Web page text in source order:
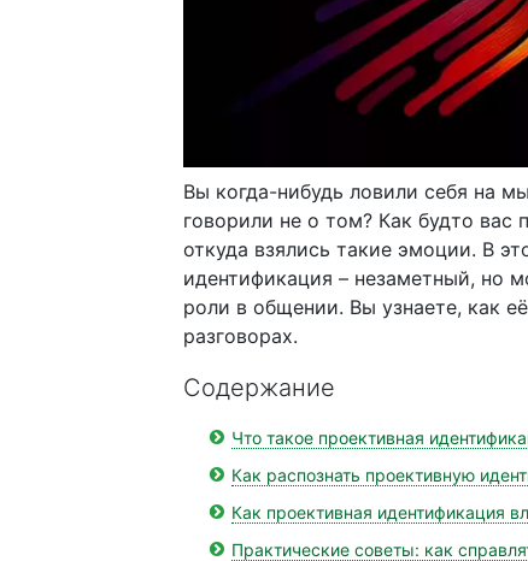
Вы когда-нибудь ловили себя на
говорили не о том? Как будто вас
откуда взялись такие эмоции. В
идентификация – незаметный, но
роли в общении. Вы узнаете, как
разговорах.
Содержание
Что такое проективная
Как распознать проективную
Как проективная идентификация
Практические советы: как